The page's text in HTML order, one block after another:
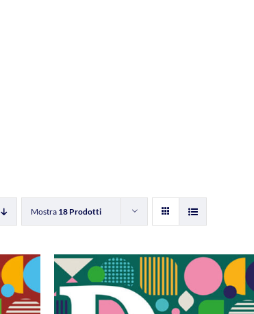
Mostra 18 Prodotti